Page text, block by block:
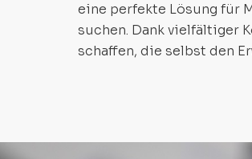
eine perfekte Lösung für
suchen. Dank vielfältiger
schaffen, die selbst den